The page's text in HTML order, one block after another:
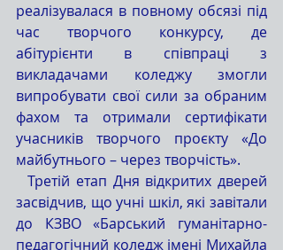
реалізувалася в повному обсязі під
час творчого конкурсу, де
абітурієнти в співпраці з
викладачами коледжу змогли
випробувати свої сили за обраним
фахом та отримали сертифікати
учасників творчого проєкту «До
майбутнього – через творчість».
  Третій етап Дня відкритих дверей
засвідчив, що учні шкіл, які завітали
до КЗВО «Барський гуманітарно-
педагогічний коледж імені Михайла